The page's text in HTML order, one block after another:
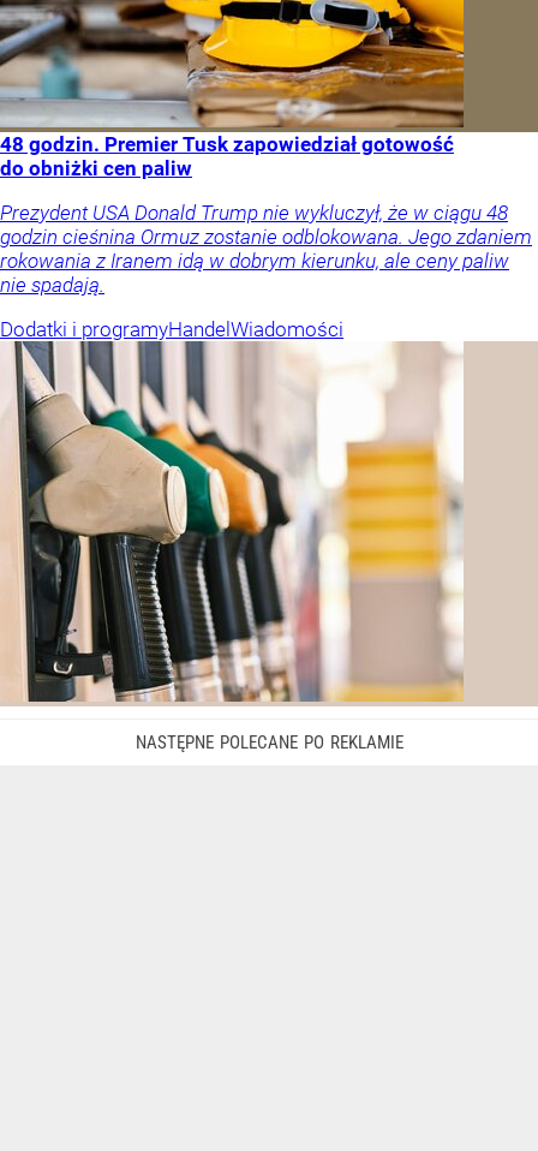
48 godzin. Premier Tusk zapowiedział gotowość
do obniżki cen paliw
Prezydent USA Donald Trump nie wykluczył, że w ciągu 48
godzin cieśnina Ormuz zostanie odblokowana. Jego zdaniem
rokowania z Iranem idą w dobrym kierunku, ale ceny paliw
nie spadają.
Dodatki i programyHandel Wiadomości